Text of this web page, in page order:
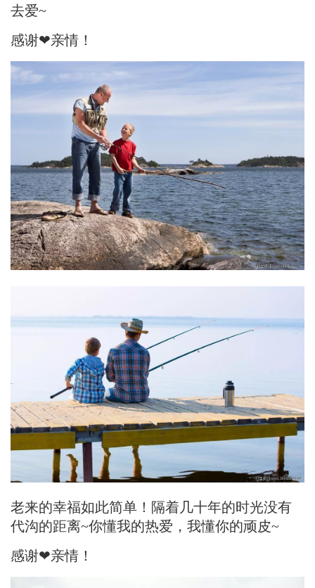
去爱~
感谢❤亲情！
老来的幸福如此简单！隔着几十年的时光没有
代沟的距离~你懂我的热爱，我懂你的顽皮~
感谢❤亲情！